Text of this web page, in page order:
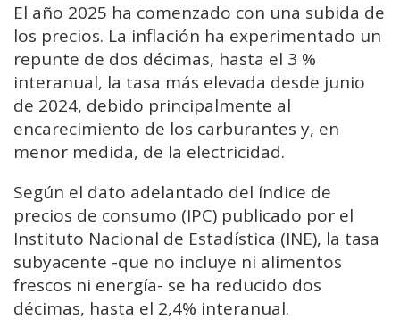
El año 2025 ha comenzado con una subida de
los precios. La inflación ha experimentado un
repunte de dos décimas, hasta el 3 %
interanual, la tasa más elevada desde junio
de 2024, debido principalmente al
encarecimiento de los carburantes y, en
menor medida, de la electricidad.
Según el dato adelantado del índice de
precios de consumo (IPC) publicado por el
Instituto Nacional de Estadística (INE), la tasa
subyacente -que no incluye ni alimentos
frescos ni energía- se ha reducido dos
décimas, hasta el 2,4% interanual.